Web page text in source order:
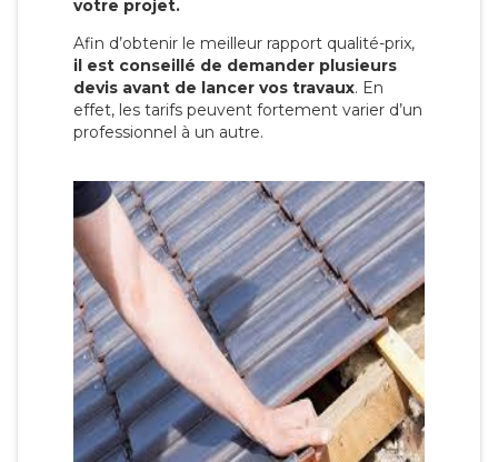
votre projet.
Afin d’obtenir le meilleur rapport qualité-prix,
il est conseillé de demander plusieurs
devis avant de lancer vos travaux. En
effet, les tarifs peuvent fortement varier d’un
professionnel à un autre.